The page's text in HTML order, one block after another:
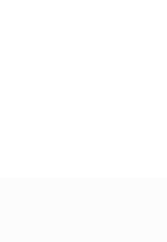
in this browser for the